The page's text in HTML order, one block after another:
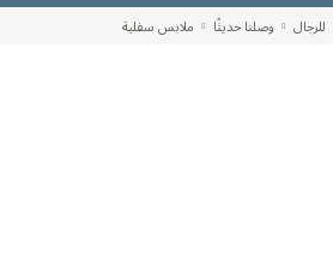
للرجال وصلنا حديثًا ملابس سفلية